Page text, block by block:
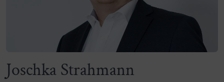
Joschka Strahmann